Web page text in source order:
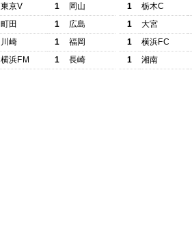
東京V 1
岡山
町田 1
広島
川崎 1
福岡
横浜FM 1 長崎
1
栃木C
1
大宮
1
横浜FC
1
湘南